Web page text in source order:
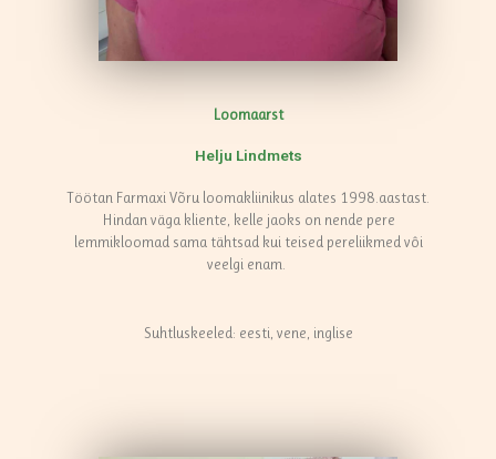
Loomaarst
Helju Lindmets
Töötan Farmaxi Võru loomakliinikus alates 1998.aastast.
Hindan väga kliente, kelle jaoks on nende pere
lemmikloomad sama tähtsad kui teised pereliikmed vôi
veelgi enam.
Suhtluskeeled: eesti, vene, inglise